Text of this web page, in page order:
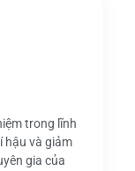
trong lĩnh
hậu và giảm
gia của